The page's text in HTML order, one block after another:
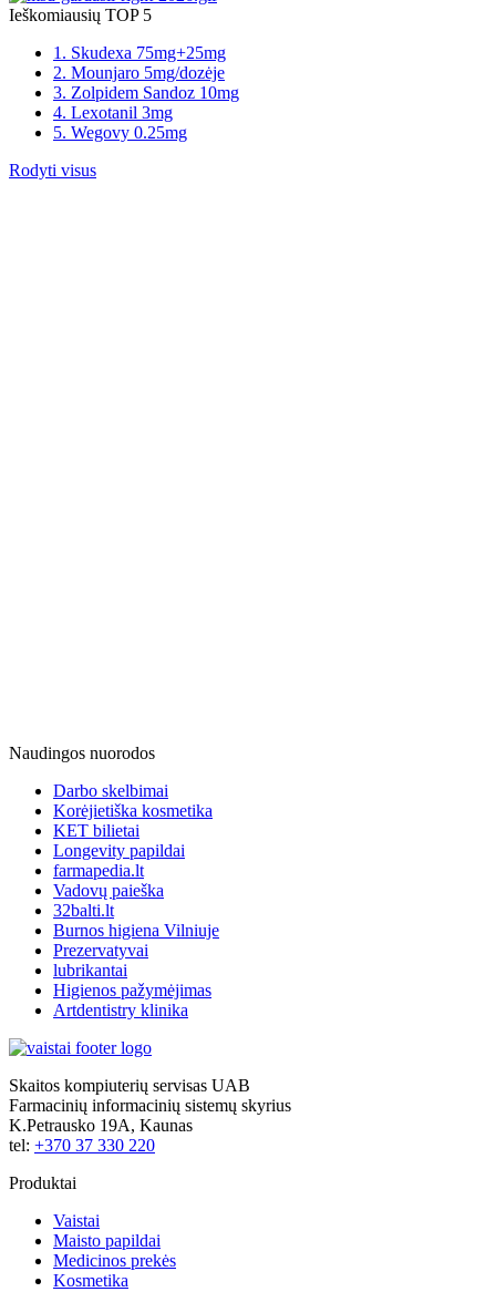
Ieškomiausių TOP 5
1. Skudexa 75mg+25mg
2. Mounjaro 5mg/dozėje
3. Zolpidem Sandoz 10mg
4. Lexotanil 3mg
5. Wegovy 0.25mg
Rodyti visus
Naudingos nuorodos
Darbo skelbimai
Korėjietiška kosmetika
KET bilietai
Longevity papildai
farmapedia.lt
Vadovų paieška
32balti.lt
Burnos higiena Vilniuje
Prezervatyvai
lubrikantai
Higienos pažymėjimas
Artdentistry klinika
Skaitos kompiuterių servisas UAB
Farmacinių informacinių sistemų skyrius
K.Petrausko 19A, Kaunas
tel: +370 37 330 220
Produktai
Vaistai
Maisto papildai
Medicinos prekės
Kosmetika